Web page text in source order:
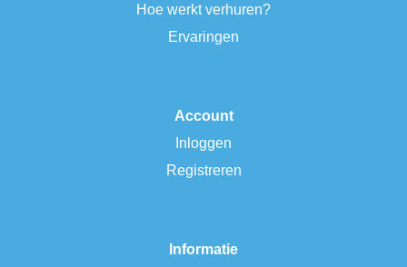
Hoe werkt verhuren?
Ervaringen
Account
Inloggen
Registreren
Informatie